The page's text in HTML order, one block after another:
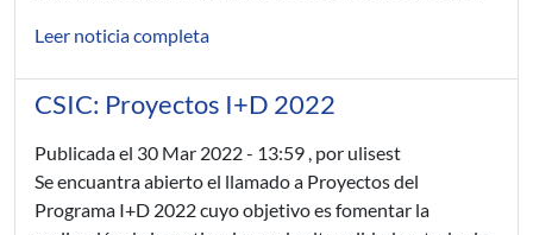
Leer noticia completa
CSIC: Proyectos I+D 2022
Publicada el 30 Mar 2022 - 13:59 , por ulisest
Se encuantra abierto el llamado a Proyectos del
Programa I+D 2022 cuyo objetivo es fomentar la